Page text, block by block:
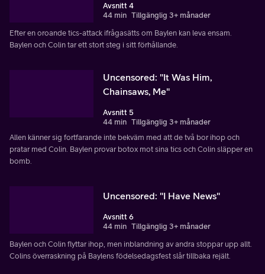
Avsnitt 4
44 min Tillgänglig 3+ månader
Efter en oroande tics-attack ifrågasätts om Baylen kan leva ensam.
Baylen och Colin tar ett stort steg i sitt förhållande.
Uncensored: "It Was Him,
Chainsaws, Me"
Avsnitt 5
44 min Tillgänglig 3+ månader
Allen känner sig fortfarande inte bekväm med att de två bor ihop och
pratar med Colin. Baylen provar botox mot sina tics och Colin släpper en
bomb.
Uncensored: "I Have News"
Avsnitt 6
44 min Tillgänglig 3+ månader
Baylen och Colin flyttar ihop, men inblandning av andra stoppar upp allt.
Colins överraskning på Baylens födelsedagsfest slår tillbaka rejält.